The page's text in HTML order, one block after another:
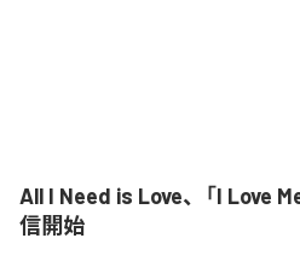
All I Need is Love、「I Love
信開始